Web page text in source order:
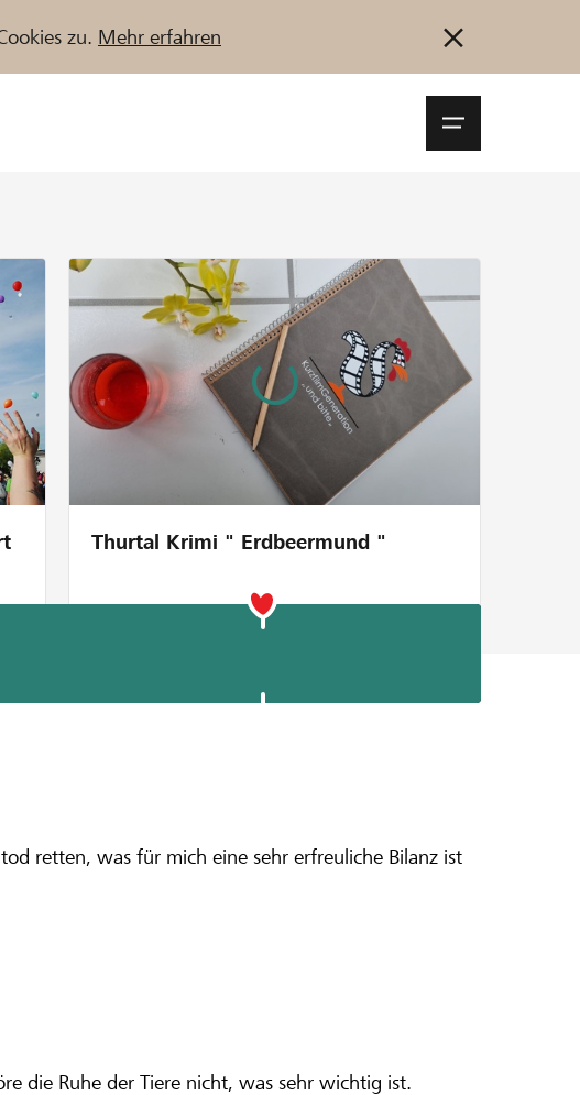
zu. Mehr erfahren
Jetzt starten
Thurtal Krimi " Erdbeermund "
Drohne
retten, was für mich eine sehr erfreuliche Bilanz ist
die Ruhe der Tiere nicht, was sehr wichtig ist.